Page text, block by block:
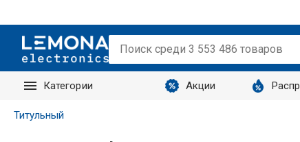
Категории Акции
Запросы
Титульный